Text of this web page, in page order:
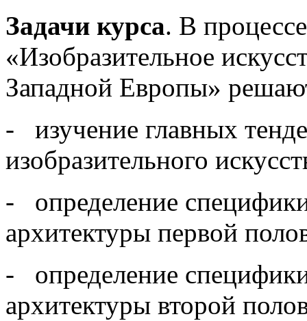
Задачи курса. В
«Изобразительное
Западной Европы»
- изучение главных
изобразительного
- определение
архитектуры первой
- определение
архитектуры второй